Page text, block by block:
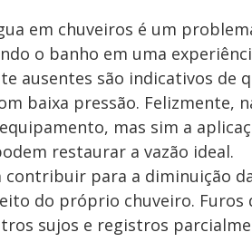
em chuveiros é um
o banho em uma
ausentes são indicativos de
baixa pressão. Felizmente,
mas sim a
restaurar a vazão ideal.
para a diminuição
do próprio chuveiro.
sujos e registros